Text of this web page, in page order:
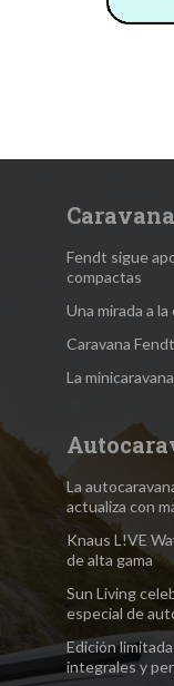
Fendt sigue
compactas
Una mirada a
Caravana
La
La
actualiza con
Knaus L!VE
de alta gama
Sun Living
especial de
Edición
integrales y